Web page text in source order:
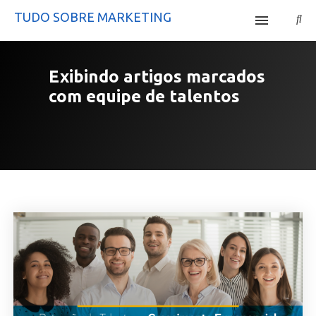
TUDO SOBRE MARKETING
Site Mercatta
Exibindo artigos marcados
com equipe de talentos